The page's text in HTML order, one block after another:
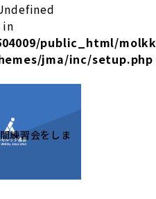
in
public_html/
jma/inc/setup.php
練習会をしま